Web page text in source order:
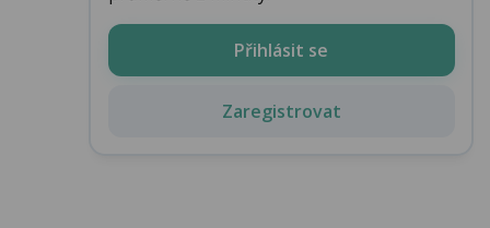
Přihlásit se
Zaregistrovat